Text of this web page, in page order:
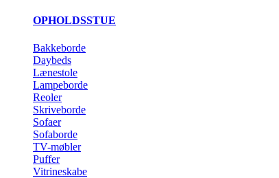
OPHOLDSSTUE
Bakkeborde
Daybeds
Lænestole
Lampeborde
Reoler
Skriveborde
Sofaer
Sofaborde
TV-møbler
Puffer
Vitrineskabe